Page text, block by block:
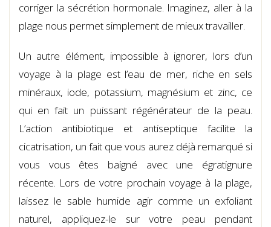
corriger la sécrétion hormonale. Imaginez, aller à la
plage nous permet simplement de mieux travailler.
Un autre élément, impossible à ignorer, lors d’un
voyage à la plage est l’eau de mer, riche en sels
minéraux, iode, potassium, magnésium et zinc, ce
qui en fait un puissant régénérateur de la peau.
L’action antibiotique et antiseptique facilite la
cicatrisation, un fait que vous aurez déjà remarqué si
vous vous êtes baigné avec une égratignure
récente. Lors de votre prochain voyage à la plage,
laissez le sable humide agir comme un exfoliant
naturel, appliquez-le sur votre peau pendant